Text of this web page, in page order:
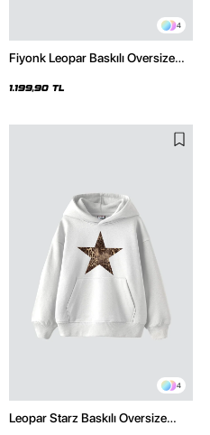
4
Fiyonk Leopar Baskılı Oversize
1.199,90 TL
4
Leopar Starz Baskılı Oversize